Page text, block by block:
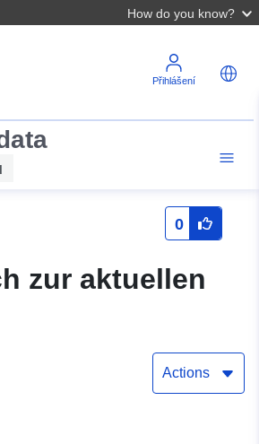
How do you know?
Přihlášení
0
zur aktuellen
Actions